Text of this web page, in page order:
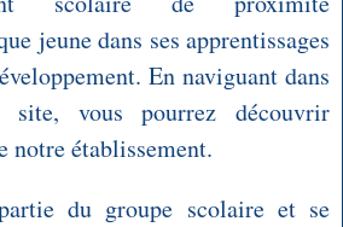
jeune dans ses apprentissages
En naviguant dans
vous pourrez découvrir
notre établissement.
du groupe scolaire et se